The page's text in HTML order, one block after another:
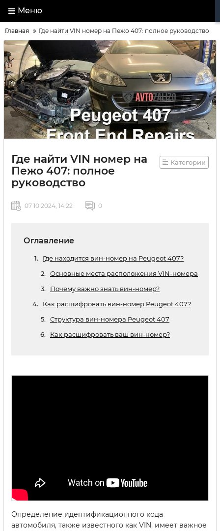
Меню
Главная Где найти VIN номер на Пежо 407: полное руководство
Где найти VIN номер на
Пежо 407: полное
руководство
Категории
07 10 2024, 14:22 0
Оглавление
Где находится вин-номер на Peugeot 407?
Основные места расположения VIN-номера
Почему важно знать вин-номер?
Как расшифровать вин-номер Peugeot 407?
Структура вин-номера Peugeot 407
Как расшифровать ваш вин-номер?
Определение идентификационного кода
автомобиля, также известного как VIN, имеет важное